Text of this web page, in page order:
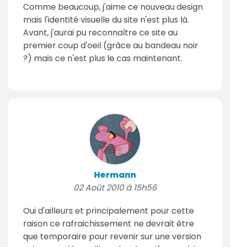
Comme beaucoup, j'aime ce nouveau design
mais l'identité visuelle du site n'est plus là.
Avant, j'aurai pu reconnaître ce site au
premier coup d'oeil (grâce au bandeau noir
?) mais ce n'est plus le cas maintenant.
Hermann
02 Août 2010 à 15h56
Oui d'ailleurs et principalement pour cette
raison ce rafraichissement ne devrait être
que temporaire pour revenir sur une version